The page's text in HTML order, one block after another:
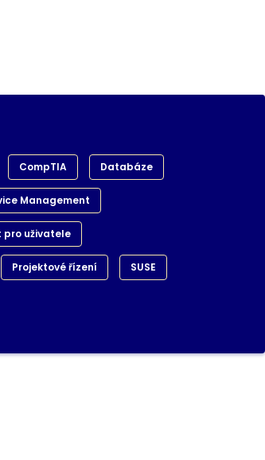
CompTIA Databáze
Management
pro uživatele
Projektové řízení SUSE